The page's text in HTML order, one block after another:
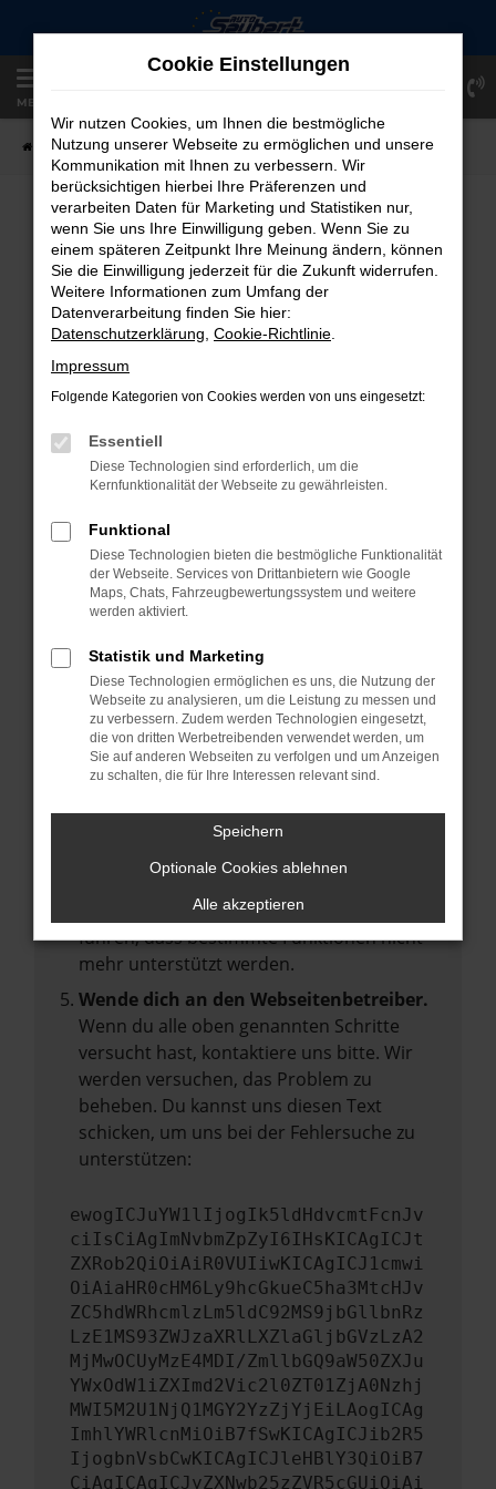
Zum
springen
MENÜ
Startseite Fahrzeugangebote Fahrzeug-Showroom
FAHRZEUG-SHOWROOM
FEHLER: NETWORK ERROR
Beim Laden ist ein Fehler aufgetreten.
Hier sind ein paar Tipps, die dir helfen können:
Überprüfe deine Firewall und deine
Internetverbindung.
Laden andere Webseiten, zum Beispiel
Prüfe deine Browsererweiterungen.
Manche Erweiterungen, wie Werbeblocker,
können das Laden bestimmter Seiten
anderen Browser oder in einem privaten
Fenster?
Starte dein Gerät neu.
Das kann manchmal helfen,
vorübergehende Probleme zu beheben.
Betriebssystem auf dem neuesten Stand
Veraltete Software birgt nicht nur ein
Sicherheitsrisiko, sondern kann auch dazu
führen, dass bestimmte Funktionen nicht
mehr unterstützt werden.
Wende dich an den Webseitenbetreiber.
Wenn du alle oben genannten Schritte
versucht hast, kontaktiere uns bitte. Wir
werden versuchen, das Problem zu
beheben. Du kannst uns diesen Text
schicken, um uns bei der Fehlersuche zu
unterstützen:
ewogICJuYW1lIjogIk5ldHdvcmtFcnJv
ciIsCiAgImNvbmZpZyI6IHsKICAgICJt
ZXRob2QiOiAiR0VUIiwKICAgICJ1cmwi
OiAiaHR0cHM6Ly9hcGkueC5ha3MtcHJv
ZC5hdWRhcmlzLm5ldC92MS9jbGllbnRz
LzE1MS93ZWJzaXRlLXZlaGljbGVzLzA2
MjMwOCUyMzE4MDI/ZmllbGQ9aW50ZXJu
YWxOdW1iZXImd2Vic2l0ZT01ZjA0Nzhj
MWI5M2U1NjQ1MGY2YzZjYjEiLAogICAg
ImhlYWRlcnMiOiB7fSwKICAgICJib2R5
IjogbnVsbCwKICAgICJleHBlY3QiOiB7
CiAgICAgICJyZXNwb25zZVR5cGUiOiAi
Cookie Einstellungen
Wir nutzen Cookies, um Ihnen die bestmögliche
Nutzung unserer Webseite zu ermöglichen und unsere
Kommunikation mit Ihnen zu verbessern. Wir
berücksichtigen hierbei Ihre Präferenzen und
verarbeiten Daten für Marketing und Statistiken nur,
wenn Sie uns Ihre Einwilligung geben. Wenn Sie zu
einem späteren Zeitpunkt Ihre Meinung ändern, können
Sie die Einwilligung jederzeit für die Zukunft widerrufen.
Weitere Informationen zum Umfang der
Datenverarbeitung finden Sie hier:
Datenschutzerklärung Cookie-Richtlinie
Impressum
Folgende Kategorien von Cookies werden von uns eingesetzt:
Essentiell
Diese Technologien sind erforderlich, um die
Kernfunktionalität der Webseite zu gewährleisten.
Funktional
Diese Technologien bieten die bestmögliche Funktionalität
der Webseite. Services von Drittanbietern wie Google
Maps, Chats, Fahrzeugbewertungssystem und weitere
werden aktiviert.
Statistik und Marketing
Diese Technologien ermöglichen es uns, die Nutzung der
Webseite zu analysieren, um die Leistung zu messen und
zu verbessern. Zudem werden Technologien eingesetzt,
die von dritten Werbetreibenden verwendet werden, um
Sie auf anderen Webseiten zu verfolgen und um Anzeigen
zu schalten, die für Ihre Interessen relevant sind.
Speichern
Optionale Cookies ablehnen
Alle akzeptieren